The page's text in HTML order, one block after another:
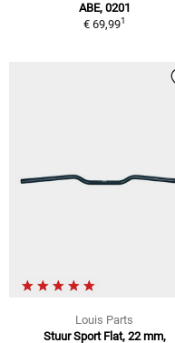
ABE, 0201
€ 69,991
Louis Parts
Stuur Sport Flat, 22 mm,